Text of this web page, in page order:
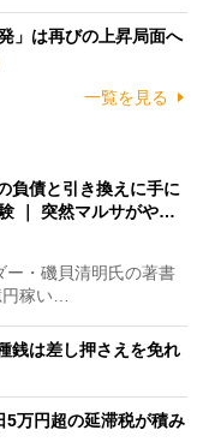
」は再びの上昇局面へ
一覧を見る
負債と引き換えに手に
｜ 突然マルサがや…
・磯貝清明氏の著書
稼い…
銭は差し押さえを免れ
万円超の延滞税が積み